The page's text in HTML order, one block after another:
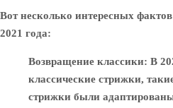
Вот несколько интересных
2021 года:
Возвращение классики: В
классические стрижки,
стрижки были